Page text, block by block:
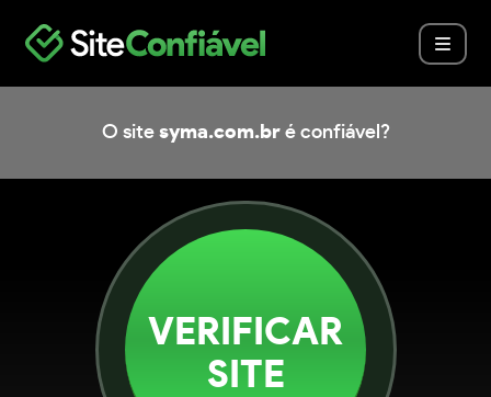
O site syma.com.bré confiável?
VERIFICAR
SITE